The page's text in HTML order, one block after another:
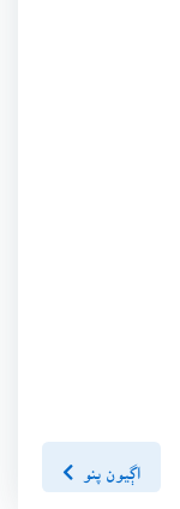
اڳيون پنو